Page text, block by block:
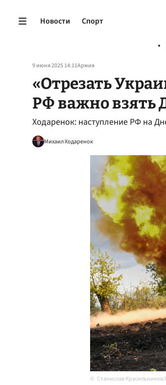
Новости Спорт
9 июня 2025 14:11Армия
«Отрезать
РФ важно взять
Ходаренок: наступление РФ на
Михаил Ходаренок
Станислав